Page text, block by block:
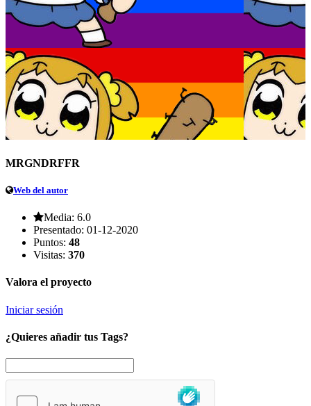
MRGNDRFFR
Web del autor
Media: 6.0
Presentado: 01-12-2020
Puntos: 48
Visitas: 370
Valora el proyecto
Iniciar sesión
¿Quieres añadir tus Tags?